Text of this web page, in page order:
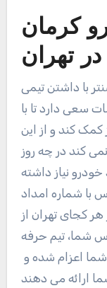
کرمان
تهران
با داشتن تیمی
سعی دارد تا با
کمک کند و از این
کند در چه روز
نیاز داشته
با شماره امداد
هر کجای تهران از
شما، تیم حرفه
اعزام شده و